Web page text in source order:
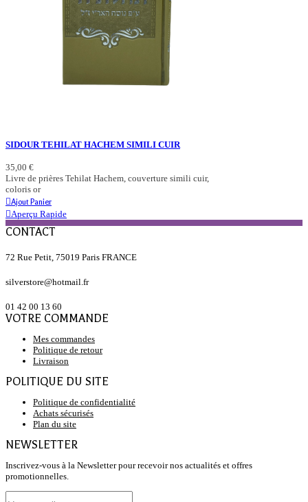
SIDOUR TEHILAT HACHEM SIMILI CUIR
35,00 €
Livre de prières Tehilat Hachem, couverture simili cuir,
coloris or
Ajout Panier
Aperçu Rapide
CONTACT
72 Rue Petit, 75019 Paris FRANCE
silverstore@hotmail.fr
01 42 00 13 60
VOTRE COMMANDE
Mes commandes
Politique de retour
Livraison
POLITIQUE DU SITE
Politique de confidentialité
Achats sécurisés
Plan du site
NEWSLETTER
Inscrivez-vous à la Newsletter pour recevoir nos actualités et offres
promotionnelles.